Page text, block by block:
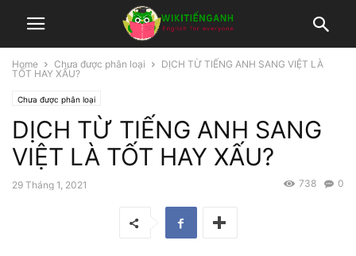
Home Chưa được phân loại
DỊCH TỪ TIẾNG ANH SANG VIỆT LÀ
TỐT HAY XẤU?
Chưa được phân loại
DỊCH TỪ TIẾNG ANH SANG
VIỆT LÀ TỐT HAY XẤU?
29 Tháng 1, 2021 0
738